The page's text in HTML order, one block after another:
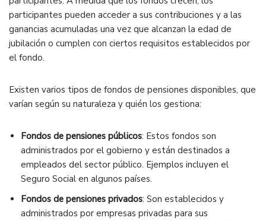
participantes pueden acceder a sus contribuciones y a las
ganancias acumuladas una vez que alcanzan la edad de
jubilación o cumplen con ciertos requisitos establecidos por
el fondo.
Existen varios tipos de fondos de pensiones disponibles, que
varían según su naturaleza y quién los gestiona:
Fondos de pensiones públicos: Estos fondos son
administrados por el gobierno y están destinados a
empleados del sector público. Ejemplos incluyen el
Seguro Social en algunos países.
Fondos de pensiones privados: Son establecidos y
administrados por empresas privadas para sus